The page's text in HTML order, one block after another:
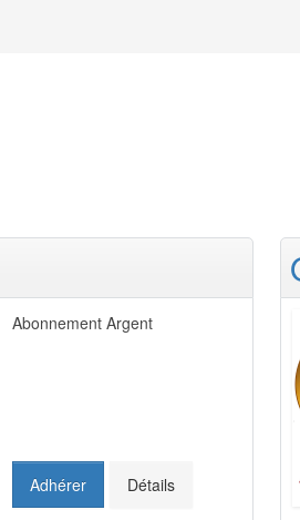
Abonnement Argent
Adhérer Détails